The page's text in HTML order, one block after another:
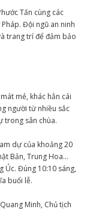
Tấn cùng các
Đội ngũ an ninh
trang trí để đảm bảo
mẻ, khác hẳn cái
người từ nhiều sắc
trong sân chùa.
dự của khoảng 20
Bản, Trung Hoa...
Úc. Đúng 10:10 sáng,
buổi lễ.
Minh, Chủ tịch